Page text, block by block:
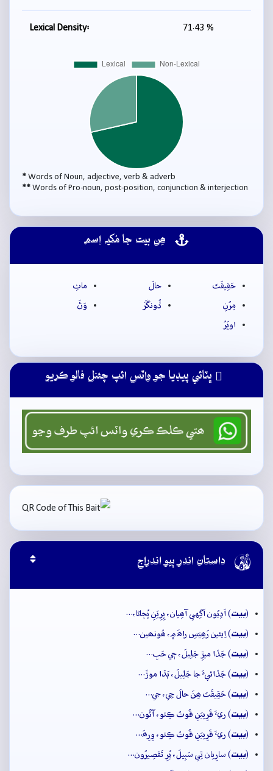
Lexical Density: 71.43 %
* Words of Noun, adjective, verb & adverb
** Words of Pro-noun, post-position, conjunction & interjection
ھِن بيت جا مُکيہ اِسم
حَقِيقَتَ حالَ
ماٺِ
مِرُنِ
ڏُونگَرَ
وَڻَ
اوڀَرُ
ڀٽائي پيڊيا جو واٽس ائپ چئنل فالو ڪريو
 داستان اندر ٻيو اندراج
(بيت) اَدِيُون اَگِهي آھِيان، پِرِيَنِ پُڄاڻا،…
(بيت) اِيئين رَھِيَسِ راھَ ۾، ھُونھين…
(بيت) جَڏا ميڙِ جَلِيلَ، جٖي حَبِ…
(بيت) جَڏائيءَ جا جَلِيلَ، ٻَڌا موڙَ…
(بيت) حَقِيقَتَ ھِنَ حالَ جِي، جي…
(بيت) ريءَ قَرِيبَنِ قُوتُ ڪِئو، آئُون…
(بيت) ريءَ قَرِيبَنِ قُوتُ ڪِئو، وِرِھَ…
(بيت) سارِيان ٿِي سَبِيلَ، پُرِ تَقصِيرُون…